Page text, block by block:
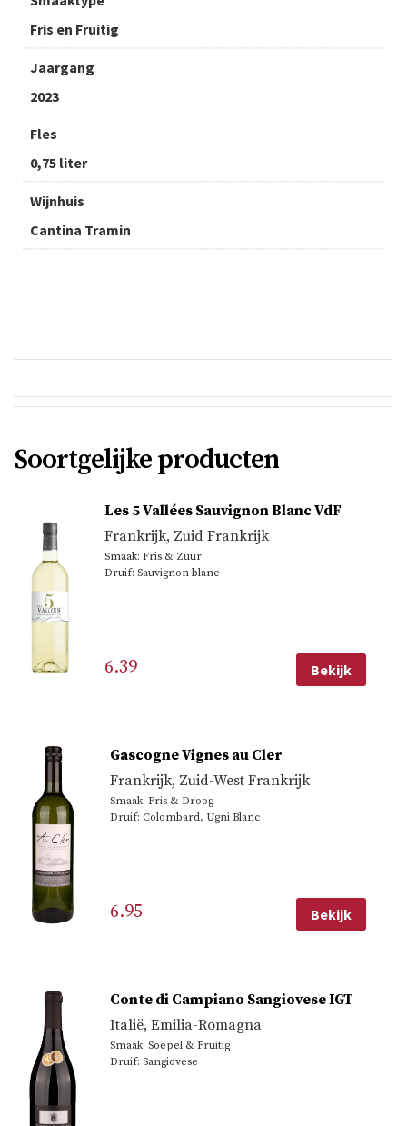
Fris en Fruitig
Jaargang
2023
Fles
0,75 liter
Wijnhuis
Cantina Tramin
Soortgelijke producten
Les 5 Vallées Sauvignon Blanc VdF
Frankrijk, Zuid Frankrijk
Smaak: Fris & Zuur
Druif: Sauvignon blanc
6.39 Bekijk
Gascogne Vignes au Cler
Frankrijk, Zuid-West Frankrijk
Smaak: Fris & Droog
Druif: Colombard, Ugni Blanc
6.95 Bekijk
Conte di Campiano Sangiovese IGT
Italië, Emilia-Romagna
Smaak: Soepel & Fruitig
Druif: Sangiovese